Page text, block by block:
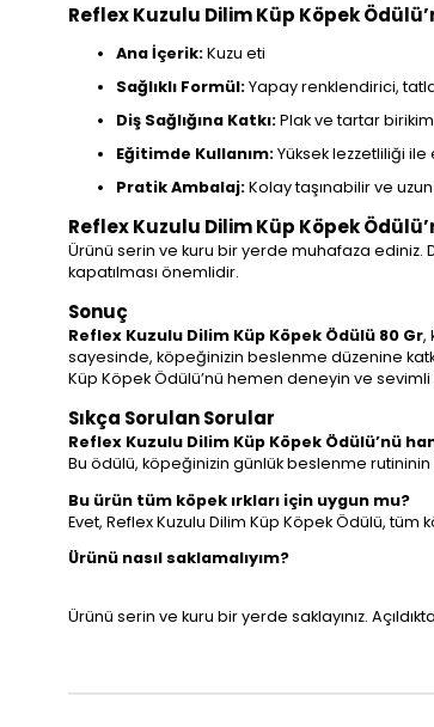
Reflex Kuzulu Dilim Küp Köpek
Ana İçerik:Kuzu eti
Sağlıklı Formül:Yapay renklendirici,
Diş Sağlığına Katkı:Plak ve tartar
Eğitimde Kullanım:Yüksek lezzetliliği
Pratik Ambalaj:Kolay taşınabilir ve
Reflex Kuzulu Dilim Küp Köpek
Ürünü serin ve kuru bir yerde muhafaza ediniz.
kapatılması önemlidir.
Sonuç
Reflex Kuzulu Dilim Küp Köpek Ödülü 80 Gr,
sayesinde, köpeğinizin beslenme düzenine
Küp Köpek Ödülü’nü hemen deneyin ve
Sıkça Sorulan Sorular
Reflex Kuzulu Dilim Küp Köpek Ödülü’nü
Bu ödülü, köpeğinizin günlük beslenme rutininin
Bu ürün tüm köpek ırkları için uygun mu?
Evet, Reflex Kuzulu Dilim Küp Köpek Ödülü,
Ürünü nasıl saklamalıyım?
Ürünü serin ve kuru bir yerde saklayınız.